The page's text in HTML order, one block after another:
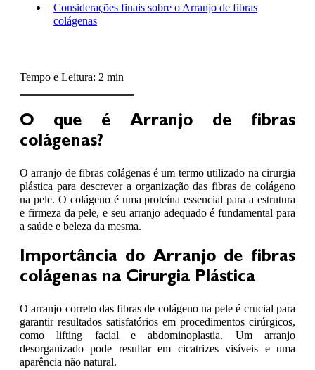
Considerações finais sobre o Arranjo de fibras
colágenas
Tempo e Leitura: 2 min
O que é Arranjo de fibras
colágenas?
O arranjo de fibras colágenas é um termo utilizado na cirurgia
plástica para descrever a organização das fibras de colágeno
na pele. O colágeno é uma proteína essencial para a estrutura
e firmeza da pele, e seu arranjo adequado é fundamental para
a saúde e beleza da mesma.
Importância do Arranjo de fibras
colágenas na Cirurgia Plástica
O arranjo correto das fibras de colágeno na pele é crucial para
garantir resultados satisfatórios em procedimentos cirúrgicos,
como lifting facial e abdominoplastia. Um arranjo
desorganizado pode resultar em cicatrizes visíveis e uma
aparência não natural.